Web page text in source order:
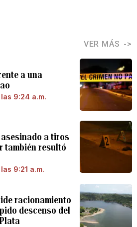
VER MÁS
a una
9:24 a.m.
a tiros
también resultó
9:21 a.m.
racionamiento
descenso del